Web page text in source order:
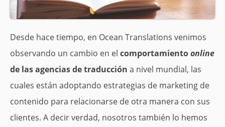
Desde hace tiempo, en Ocean Translations venimos
observando un cambio en el comportamientoonline
de las agencias de traducción a nivel mundial, las
cuales están adoptando estrategias de marketing de
contenido para relacionarse de otra manera con sus
clientes. A decir verdad, nosotros también lo hemos